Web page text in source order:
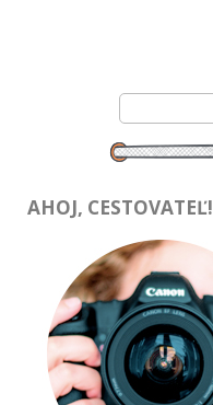
AHOJ, CESTOVATEĽ!